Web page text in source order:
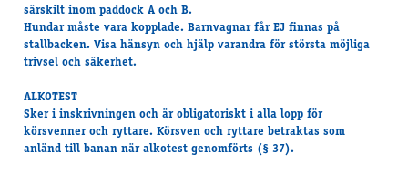
särskilt inom paddock A och B.
Hundar måste vara kopplade. Barnvagnar får EJ finnas på
stallbacken. Visa hänsyn och hjälp varandra för största möjliga
trivsel och säkerhet.
ALKOTEST
Sker i inskrivningen och är obligatoriskt i alla lopp för
körsvenner och ryttare. Körsven och ryttare betraktas som
anländ till banan när alkotest genomförts (§ 37).